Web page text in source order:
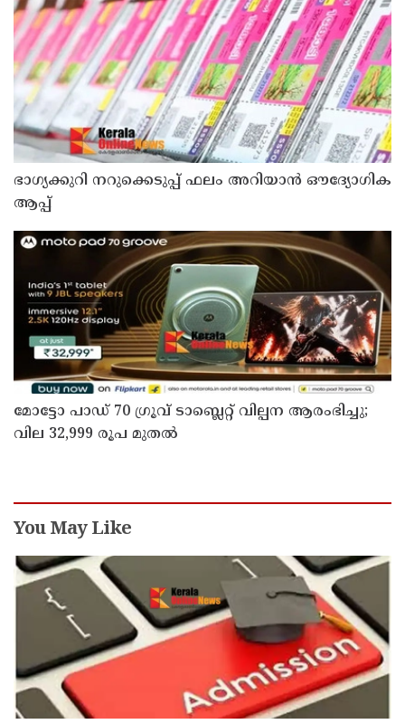
ഭാഗ്യക്കുറി നറുക്കെടുപ്പ് ഫലം അറിയാൻ ഔദ്യോഗിക
ആപ്പ്
മോട്ടോ പാഡ് 70 ഗ്രൂവ് ടാബ്ലെറ്റ് വില്പന ആരംഭിച്ചു;
വില 32,999 രൂപ മുതൽ
You May Like